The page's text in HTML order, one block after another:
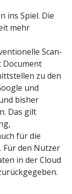
ins Spiel. Die
mehr
Scan-
Document
zu den
und
bisher
Das gilt
für die
Für den Nutzer
in der Cloud